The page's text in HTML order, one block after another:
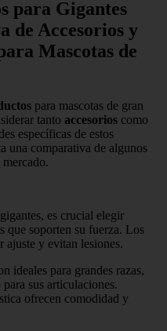
para Gigantes
de Accesorios y
Mascotas de
para mascotas de gran
tanto accesorios como
específicas de estos
una comparativa de algunos
mercado.
es crucial elegir
que soporten su fuerza. Los
ajuste y evitan lesiones.
ideales para grandes razas,
sus articulaciones.
ofrecen comodidad y